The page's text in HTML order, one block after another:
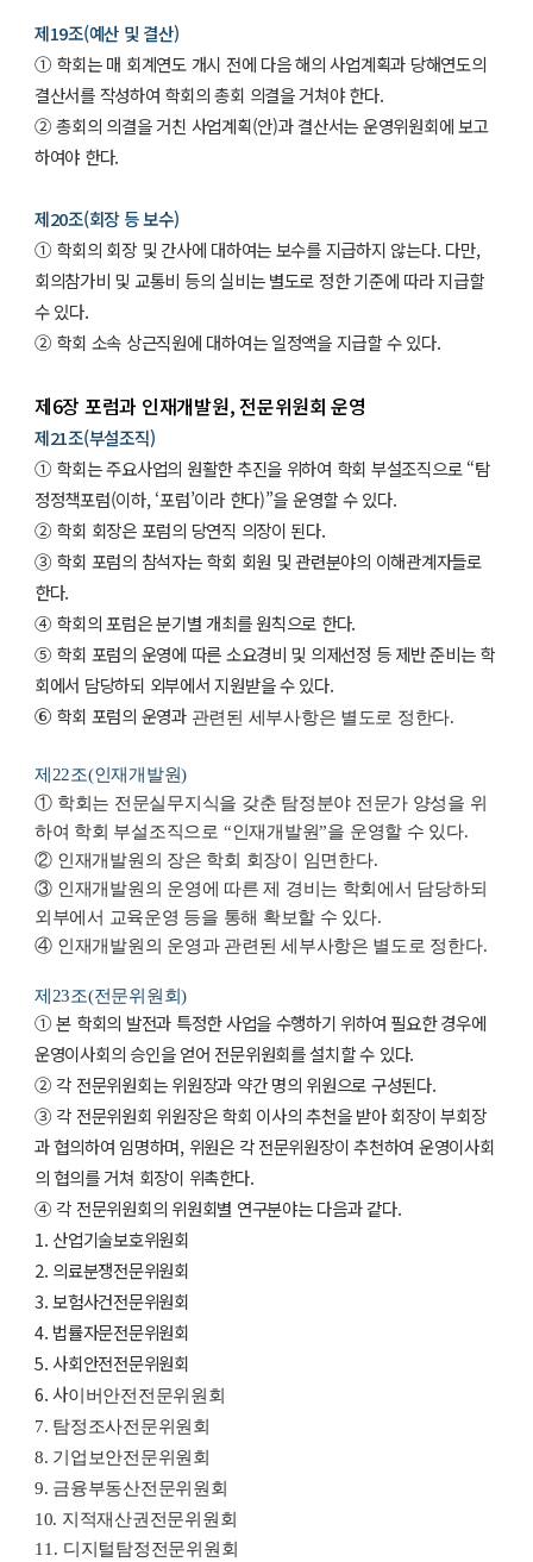
제19조(예산 및 결산)
① 학회는 매 회계연도 개시 전에 다음 해의 사업계획과 당해연도의
결산서를 작성하여 학회의 총회 의결을 거쳐야 한다.
② 총회의 의결을 거친 사업계획(안)과 결산서는 운영위원회에 보고
하여야 한다.
제20조(회장 등 보수)
① 학회의 회장 및 간사에 대하여는 보수를 지급하지 않는다. 다만,
회의참가비 및 교통비 등의 실비는 별도로 정한 기준에 따라 지급할
수 있다.
② 학회 소속 상근직원에 대하여는 일정액을 지급할 수 있다.
제6장 포럼과 인재개발원, 전문위원회 운영
제21조(부설조직)
① 학회는 주요사업의 원활한 추진을 위하여 학회 부설조직으로 “탐
정정책포럼(이하, ‘포럼’이라 한다)”을 운영할 수 있다.
② 학회 회장은 포럼의 당연직 의장이 된다.
③ 학회 포럼의 참석자는 학회 회원 및 관련분야의 이해관계자들로
한다.
④ 학회의 포럼은 분기별 개최를 원칙으로 한다.
⑤ 학회 포럼의 운영에 따른 소요경비 및 의제선정 등 제반 준비는 학
회에서 담당하되 외부에서 지원받을 수 있다.
⑥ 학회 포럼의 운영과 관련된 세부사항은 별도로 정한다.
제22조(인재개발원)
① 학회는 전문실무지식을 갖춘 탐정분야 전문가 양성을 위
하여 학회 부설조직으로 “인재개발원”을 운영할 수 있다.
② 인재개발원의 장은 학회 회장이 임면한다.
③ 인재개발원의 운영에 따른 제 경비는 학회에서 담당하되
외부에서 교육운영 등을 통해 확보할 수 있다.
④ 인재개발원의 운영과 관련된 세부사항은 별도로 정한다.
제23조(전문위원회)
① 본 학회의 발전과 특정한 사업을 수행하기 위하여 필요한 경우에
운영이사회의 승인을 얻어 전문위원회를 설치할 수 있다.
② 각 전문위원회는 위원장과 약간 명의 위원으로 구성된다.
③ 각 전문위원회 위원장은 학회 이사의 추천을 받아 회장이 부회장
과 협의하여 임명하며, 위원은 각 전문위원장이 추천하여 운영이사회
의 협의를 거쳐 회장이 위촉한다.
④ 각 전문위원회의 위원회별 연구분야는 다음과 같다.
1. 산업기술보호위원회
2. 의료분쟁전문위원회
3. 보험사건전문위원회
4. 법률자문전문위원회
5. 사회안전전문위원회
6. 사이버안전전문위원회
7. 탐정조사전문위원회
8. 기업보안전문위원회
9. 금융부동산전문위원회
10. 지적재산권전문위원회​
11. 디지털탐정전문위원회